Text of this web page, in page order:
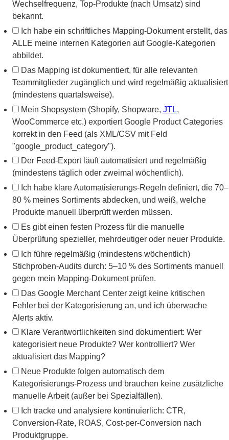
Wechselfrequenz, Top-Produkte (nach Umsatz) sind
bekannt.
Ich habe ein schriftliches Mapping-Dokument erstellt, das
ALLE meine internen Kategorien auf Google-Kategorien
abbildet.
Das Mapping ist dokumentiert, für alle relevanten
Teammitglieder zugänglich und wird regelmäßig aktualisiert
(mindestens quartalsweise).
Mein Shopsystem (Shopify, Shopware, JTL,
WooCommerce etc.) exportiert Google Product Categories
korrekt in den Feed (als XML/CSV mit Feld
"google_product_category").
Der Feed-Export läuft automatisiert und regelmäßig
(mindestens täglich oder zweimal wöchentlich).
Ich habe klare Automatisierungs-Regeln definiert, die 70–
80 % meines Sortiments abdecken, und weiß, welche
Produkte manuell überprüft werden müssen.
Es gibt einen festen Prozess für die manuelle
Überprüfung spezieller, mehrdeutiger oder neuer Produkte.
Ich führe regelmäßig (mindestens wöchentlich)
Stichproben-Audits durch: 5–10 % des Sortiments manuell
gegen mein Mapping-Dokument prüfen.
Das Google Merchant Center zeigt keine kritischen
Fehler bei der Kategorisierung an, und ich überwache
Alerts aktiv.
Klare Verantwortlichkeiten sind dokumentiert: Wer
kategorisiert neue Produkte? Wer kontrolliert? Wer
aktualisiert das Mapping?
Neue Produkte folgen automatisch dem
Kategorisierungs-Prozess und brauchen keine zusätzliche
manuelle Arbeit (außer bei Spezialfällen).
Ich tracke und analysiere kontinuierlich: CTR,
Conversion-Rate, ROAS, Cost-per-Conversion nach
Produktgruppe.